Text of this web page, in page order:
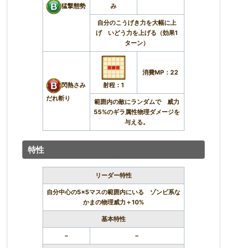
猛撃態勢
み
自分のこうげき力を大幅に上
げ いどう力を上げる（効果1
ターン）
閃熱さみ
だれ斬り
射程：1
消費MP：22
範囲内の敵にランダムで 威力
55%のギラ属性物理ダメージを
与える。
特性
リーダー特性
自分中心の5×5マスの範囲内にいる ゾンビ系な
かまの物理威力＋10%
基本特性
– –